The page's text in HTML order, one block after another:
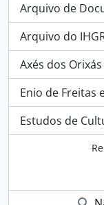
Arquivo de
Arquivo do
Axés dos
Enio de Freitas
Estudos de